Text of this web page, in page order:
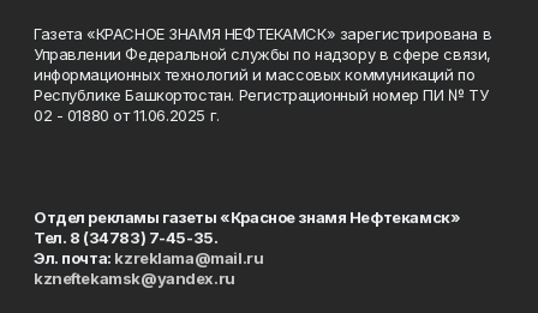
Газета «КРАСНОЕ ЗНАМЯ НЕФТЕКАМСК» зарегистрирована в
Управлении Федеральной службы по надзору в сфере связи,
информационных технологий и массовых коммуникаций по
Республике Башкортостан. Регистрационный номер ПИ № ТУ
02 - 01880 от 11.06.2025 г.
Отдел рекламы газеты «Красное знамя Нефтекамск»
Тел. 8 (34783) 7-45-35.
Эл. почта: kzreklama@mail.ru
kzneftekamsk@yandex.ru